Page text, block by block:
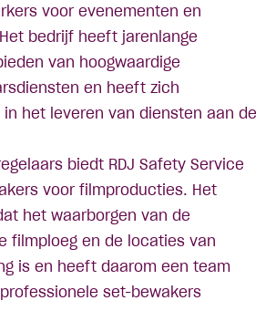
voor evenementen en
bedrijf heeft jarenlange
van hoogwaardige
en heeft zich
het leveren van diensten aan de
biedt RDJ Safety Service
voor filmproducties. Het
het waarborgen van de
filmploeg en de locaties van
is en heeft daarom een team
set-bewakers